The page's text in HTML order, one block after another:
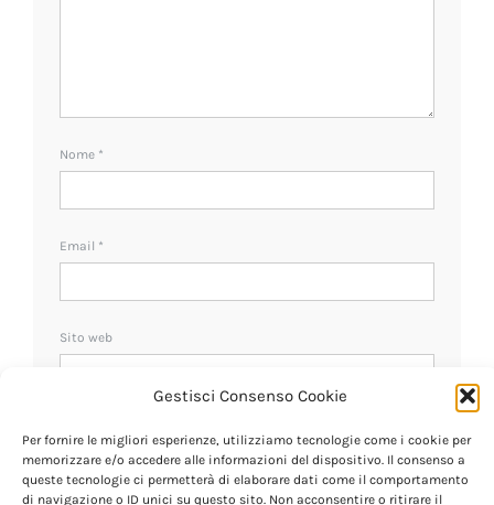
Gestisci Consenso Cookie
Per fornire le migliori esperienze, utilizziamo tecnologie come i cookie per
memorizzare e/o accedere alle informazioni del dispositivo. Il consenso a
queste tecnologie ci permetterà di elaborare dati come il comportamento
di navigazione o ID unici su questo sito. Non acconsentire o ritirare il
Nome *
Email *
Sito web